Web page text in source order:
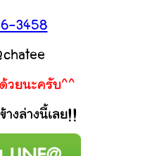
3458
วยนะครับ^^
งล่างนี้เลย!!